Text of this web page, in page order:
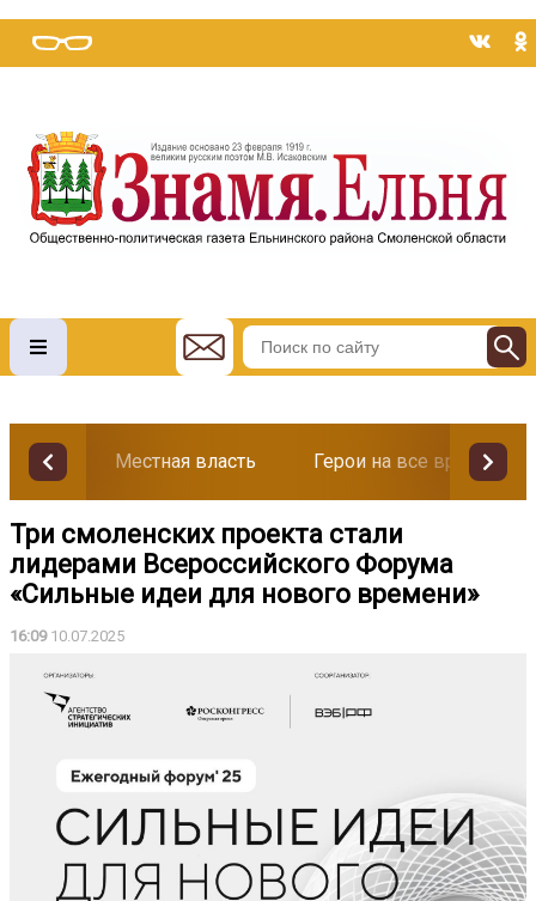
Местная власть Герои на все времена
Три смоленских проекта стали
лидерами Всероссийского Форума
«Сильные идеи для нового времени»
16:0910.07.2025